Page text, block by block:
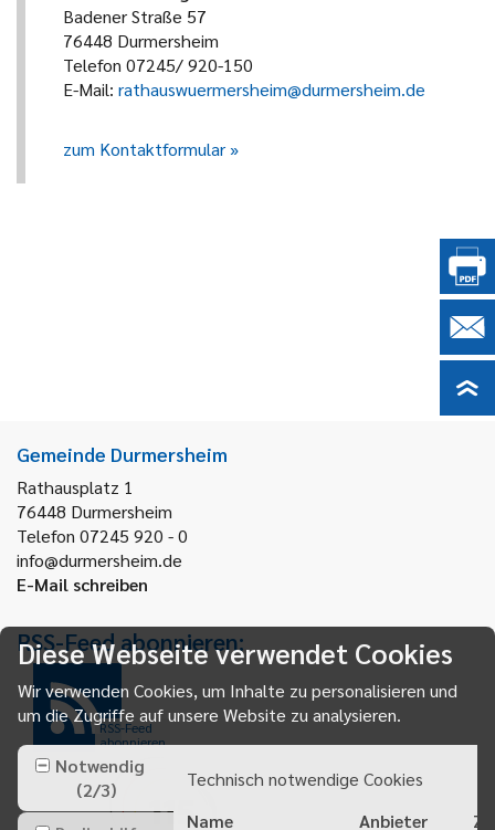
Badener Straße 57
76448 Durmersheim
Telefon 07245/ 920-150
E-Mail: rathauswuermersheim@durmersheim.de
zum Kontaktformular
Gemeinde Durmersheim
Rathausplatz 1
76448 Durmersheim
Telefon 07245 920 - 0
info@durmersheim.de
E-Mail schreiben
RSS-Feed abonnieren:
RSS-Feed
abonnieren
Diese Webseite verwendet Cookies
Wir verwenden Cookies, um Inhalte zu personalisieren und
um die Zugriffe auf unsere Website zu analysieren.
Notwendig
(2/3)
Technisch notwendige Cookies
Name
Anbieter